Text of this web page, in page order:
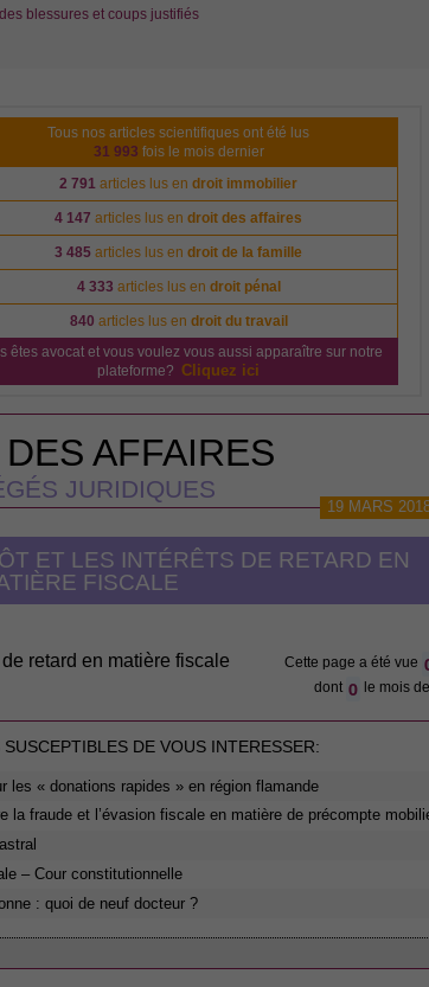
blessures et coups justifiés
Tous nos articles scientifiques ont été lus
31 993 fois le mois dernier
2 791 articles lus endroit immobilier
4 147 articles lus endroit des affaires
3 485 articles lus endroit de la famille
4 333 articles lus en droit pénal
840 articles lus en droit du travail
êtes avocat et vous voulez vous aussi apparaître sur notre
plateforme? Cliquez ici
AFFAIRES
JURIDIQUES
19 MARS
ET LES INTÉRÊTS DE RETARD EN
FISCALE
retard en matière fiscale Cette page a été vue
dont 0 le mois
DE VOUS INTERESSER:
les « donations rapides » en région flamande
la fraude et l’évasion fiscale en matière de précompte
– Cour constitutionnelle
: quoi de neuf docteur ?